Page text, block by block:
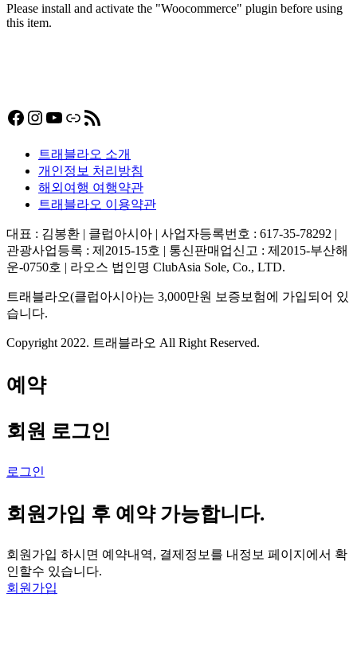
Please install and activate the "Woocommerce" plugin before using
this item.
Facebook
Instagram
YouTube
링크RSS 피드
트래블라오 소개
개인정보 처리방침
해외여행 여행약관
트래블라오 이용약관
대표 : 김봉환 | 클럽아시아 | 사업자등록번호 : 617-35-78292 |
관광사업등록 : 제2015-15호 | 통신판매업신고 : 제2015-부산해
운-0750호 | 라오스 법인명 ClubAsia Sole, Co., LTD.
트래블라오(클럽아시아)는 3,000만원 보증보험에 가입되어 있
습니다.
Copyright 2022. 트래블라오 All Right Reserved.
예약
회원 로그인
로그인
회원가입 후 예약 가능합니다.
회원가입 하시면 예약내역, 결제정보를 내정보 페이지에서 확
인할수 있습니다.
회원가입